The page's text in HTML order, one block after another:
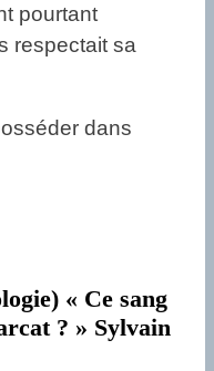
pourtant
respectait sa
dans
« Ce sang
? » Sylvain